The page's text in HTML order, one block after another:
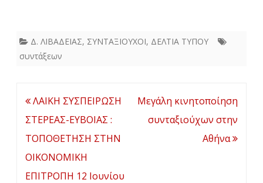
Δ. ΛΙΒΑΔΕΙΑΣ, ΣΥΝΤΑΞΙΟΥΧΟΙ, ΔΕΛΤΙΑ ΤΥΠΟΥ
συντάξεων
Πλοήγηση
άρθρων
ΛΑΙΚΗ ΣΥΣΠΕΙΡΩΣΗ
ΣΤΕΡΕΑΣ-ΕΥΒΟΙΑΣ :
TΟΠΟΘΕΤΗΣΗ ΣΤΗΝ
ΟΙΚΟΝΟΜΙΚΗ
ΕΠΙΤΡΟΠΗ 12 Ιουνίου
Μεγάλη κινητοποίηση
συνταξιούχων στην
Αθήνα